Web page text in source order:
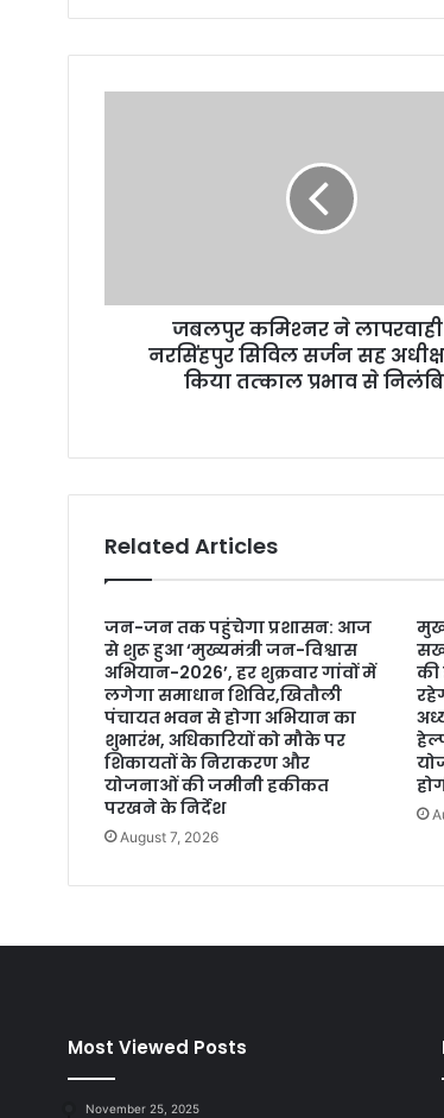
u
r
जबलपुर कमिश्‍नर ने
नरसिंहपुर सिविल सर्जन सह
किया तत्‍काल प्रभाव से
Related Articles
जन-जन तक पहुंचेगा प्रशासन: आज
से शुरू हुआ ‘मुख्यमंत्री जन-विश्वास
अभियान-2026’, हर शुक्रवार गांवों में
लगेगा समाधान शिविर,खितौली
पंचायत भवन से होगा अभियान का
शुभारंभ, अधिकारियों को मौके पर
शिकायतों के निराकरण और
योजनाओं की जमीनी हकीकत
परखने के निर्देश
August 7, 2026
की
Most Viewed Posts
November 25, 2025